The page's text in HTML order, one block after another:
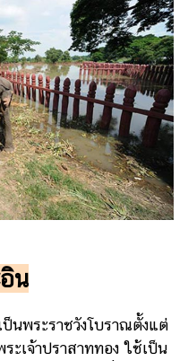
น
พระราชวังโบราณตั้งแต่
ะเจ้าปราสาททอง ใช้เป็น